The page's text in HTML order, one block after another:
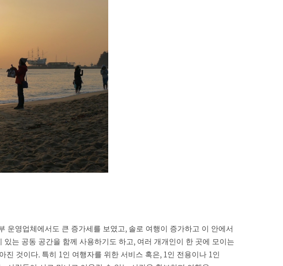
운영업체에서도 큰 증가세를 보였고, 솔로 여행이 증가하고 이 안에서
있는 공동 공간을 함께 사용하기도 하고, 여러 개개인이 한 곳에 모이는
진 것이다. 특히 1인 여행자를 위한 서비스 혹은, 1인 전용이나 1인